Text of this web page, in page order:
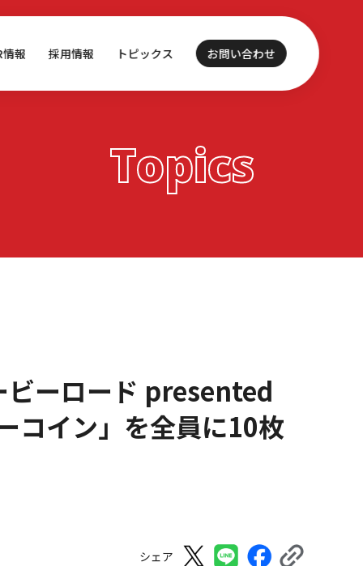
情報 採用情報 トピックス お問い合わせ
Topics
ビーロード presented
コイン」を全員に10枚
シェア